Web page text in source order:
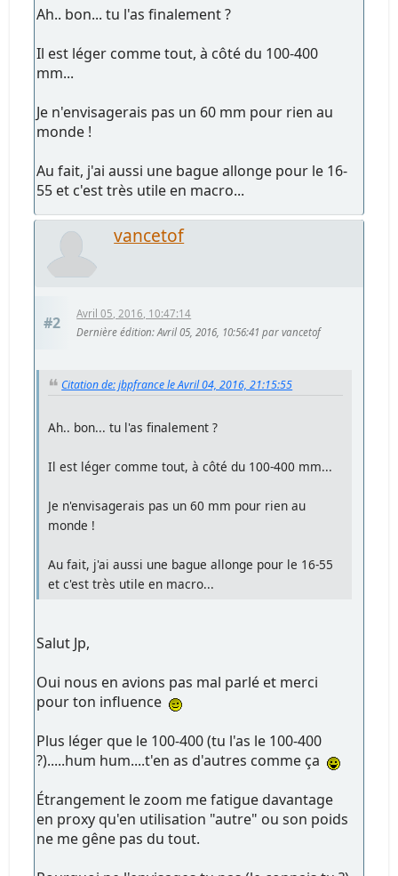
Ah.. bon... tu l'as finalement ?
Il est léger comme tout, à côté du 100-400
mm...
Je n'envisagerais pas un 60 mm pour rien au
monde !
Au fait, j'ai aussi une bague allonge pour le 16-
55 et c'est très utile en macro...
vancetof
#2
Avril 05, 2016, 10:47:14
Dernière édition: Avril 05, 2016, 10:56:41 par vancetof
Citation de: jbpfrance le Avril 04, 2016, 21:15:55
Ah.. bon... tu l'as finalement ?
Il est léger comme tout, à côté du 100-400 mm...
Je n'envisagerais pas un 60 mm pour rien au
monde !
Au fait, j'ai aussi une bague allonge pour le 16-55
et c'est très utile en macro...
Salut Jp,
Oui nous en avions pas mal parlé et merci
pour ton influence
Plus léger que le 100-400 (tu l'as le 100-400
?).....hum hum....t'en as d'autres comme ça
Étrangement le zoom me fatigue davantage
en proxy qu'en utilisation "autre" ou son poids
ne me gêne pas du tout.